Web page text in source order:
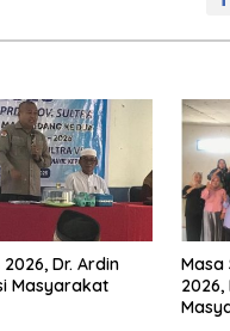
Dr. Ardin
Masyarakat
Masa